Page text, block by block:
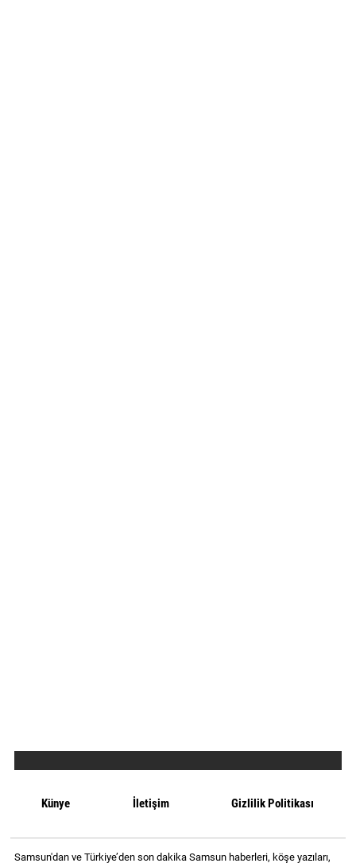
Künye İletişim Gizlilik Politikası
Samsun'dan ve Türkiye’den son dakika Samsun haberleri, köşe yazıları,